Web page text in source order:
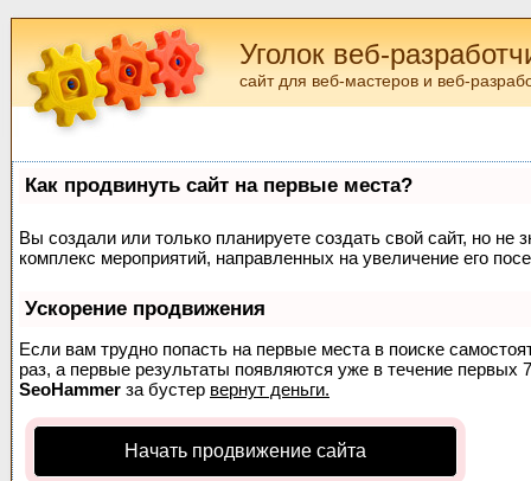
Уголок веб-
сайт для веб-мастеров и веб-
Как продвинуть сайт на первые места?
Вы создали или только планируете создать свой сайт, но не
комплекс мероприятий, направленных на увеличение его
Ускорение продвижения
Если вам трудно попасть на первые места в поиске
раз, а первые результаты появляются уже в течение первых
SeoHammer за бустер вернут деньги.
Начать продвижение сайта